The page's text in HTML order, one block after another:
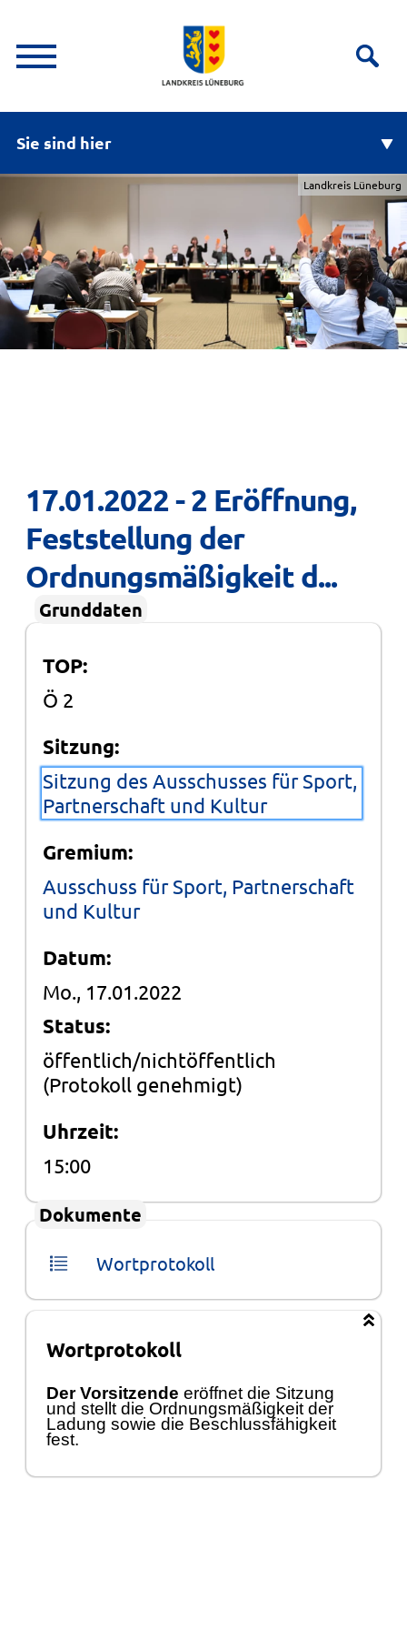
Sie sind hier
Landkreis Lüneburg
17.01.2022 - 2 Eröffnung,
Feststellung der
Ordnungsmäßigkeit d...
Grunddaten
TOP:
Ö 2
Sitzung:
Sitzung des Ausschusses für Sport,
Partnerschaft und Kultur
Gremium:
Ausschuss für Sport, Partnerschaft
und Kultur
Datum:
Mo., 17.01.2022
Status:
öffentlich/nichtöffentlich
(Protokoll genehmigt)
Uhrzeit:
15:00
Dokumente
Wortprotokoll
Wortprotokoll
Der Vorsitzende eröffnet die Sitzung
und stellt die Ordnungsmäßigkeit der
Ladung sowie die Beschlussfähigkeit
fest.